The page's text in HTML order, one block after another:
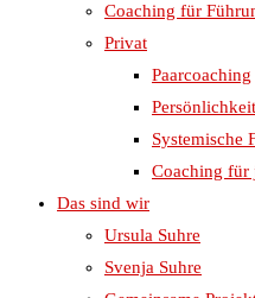
Coaching für
Privat
Paarcoaching
Systemische
Coaching für
Das sind wir
Ursula Suhre
Svenja Suhre